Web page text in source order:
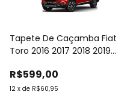
Tapete De Caçamba Fiat
Toro 2016 2017 2018 2019
2025 2026
R$599,00
12 x de R$60,95